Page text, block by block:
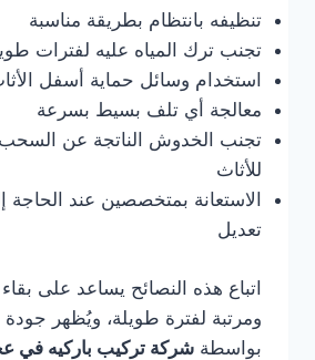
تنظيفه بانتظام بطريقة مناسبة
تجنب ترك المياه عليه لفترات
استخدام وسائل حماية أسفل
معالجة أي تلف بسيط بسرعة
تجنب الخدوش الناتجة عن السحب
للأثاث
الاستعانة بمتخصصين عند الحاجة
تعديل
اتباع هذه النصائح يساعد على
ومرتبة لفترة طويلة، ويُظهر
بواسطة شركة تركيب باركيه في